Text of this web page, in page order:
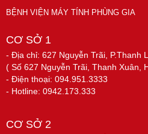
BỆNH VIỆN MÁY TÍNH PHÙNG GIA
CƠ SỞ 1
- Địa chỉ: 627 Nguyễn Trãi, P.Thanh
( Số 627 Nguyễn Trãi, Thanh Xuân,
- Điện thoại: 094.951.3333
- Hotline: 0942.173.333
CƠ SỞ 2